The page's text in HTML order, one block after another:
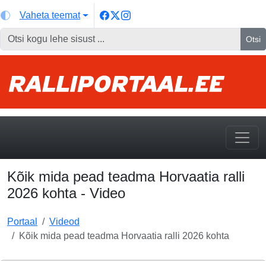
Vaheta teemat
Otsi
Kõik mida pead teadma Horvaatia ralli
2026 kohta - Video
Portaal
Videod
Kõik mida pead teadma Horvaatia ralli 2026 kohta